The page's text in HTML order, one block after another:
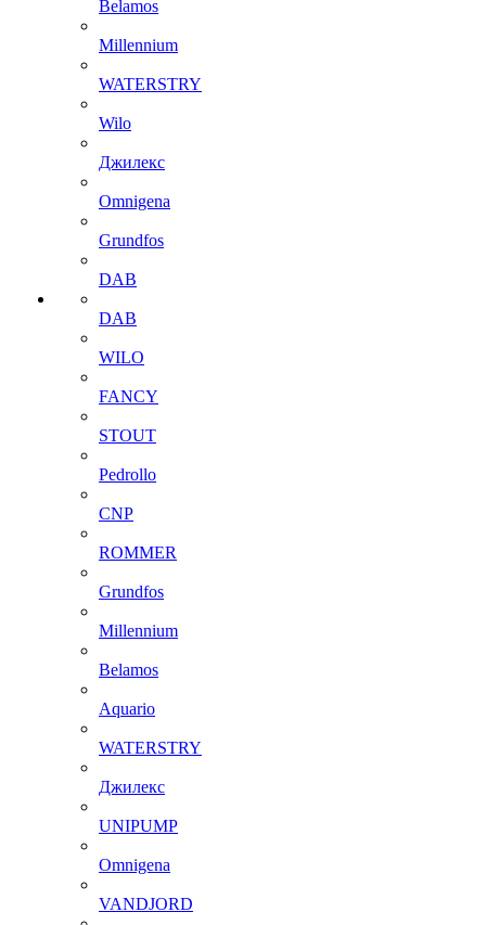
Belamos
Millennium
WATERSTRY
Wilo
Джилекс
Omnigena
Grundfos
DAB
DAB
WILO
FANCY
STOUT
Pedrollo
CNP
ROMMER
Grundfos
Millennium
Belamos
Aquario
WATERSTRY
Джилекс
UNIPUMP
Omnigena
VANDJORD